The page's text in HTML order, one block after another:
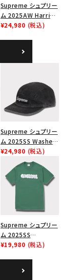
Supreme シュプリー
ム 2025AW Harris
Tweed Camp Cap
¥24,980 (税込)
Supreme シュプリー
ム 2025SS Washed
Chino Twill Camp
Cap ウォッシュチノツ
イルキャンプキャップ
ブラック 黒
¥24,980 (税込)
Supreme シュプリー
ム 2025SS
Homerun Tee ホー
¥19,980 (税込)